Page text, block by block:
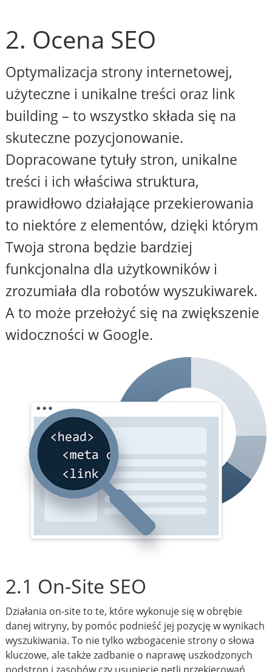
2. Ocena SEO
Optymalizacja strony internetowej,
użyteczne i unikalne treści oraz link
building – to wszystko składa się na
skuteczne pozycjonowanie.
Dopracowane tytuły stron, unikalne
treści i ich właściwa struktura,
prawidłowo działające przekierowania
to niektóre z elementów, dzięki którym
Twoja strona będzie bardziej
funkcjonalna dla użytkowników i
zrozumiała dla robotów wyszukiwarek.
A to może przełożyć się na zwiększenie
widoczności w Google.
2.1 On-Site SEO
Działania on-site to te, które wykonuje się w obrębie
danej witryny, by pomóc podnieść jej pozycję w wynikach
wyszukiwania. To nie tylko wzbogacenie strony o słowa
kluczowe, ale także zadbanie o naprawę uszkodzonych
podstron i zasobów czy usunięcie pętli przekierowań.